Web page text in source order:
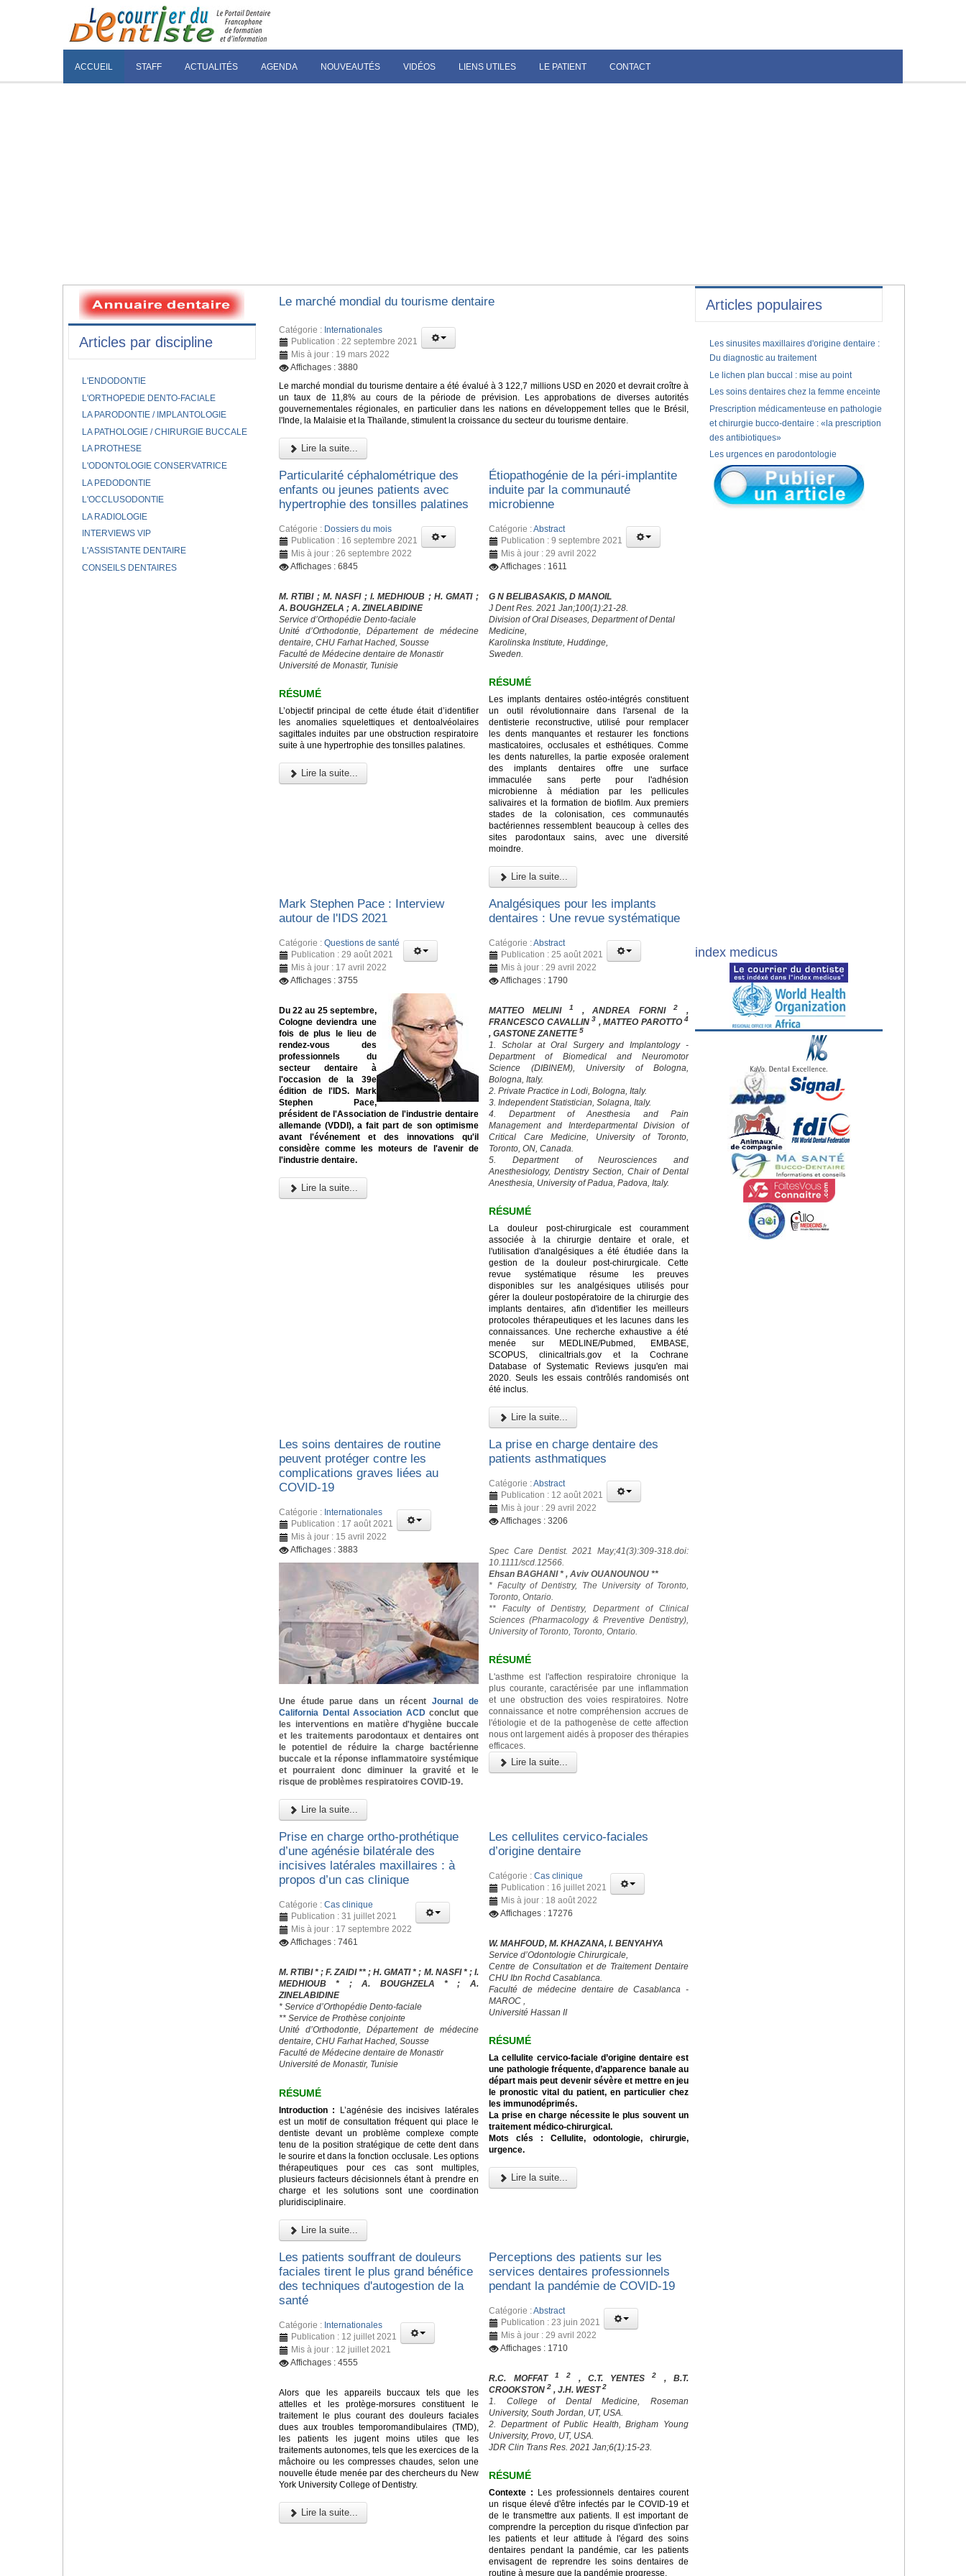
ACCUEIL STAFF ACTUALITÉS AGENDA NOUVEAUTÉS VIDÉOS LIENS UTILES LE PATIENT CONTACT
Le marché mondial du tourisme dentaire
Catégorie : Internationales
Publication : 22 septembre 2021
Mis à jour : 19 mars 2022
Affichages : 3880
Le marché mondial du tourisme dentaire a été évalué à 3 122,7 millions USD en 2020 et devrait croître à
un taux de 11,8% au cours de la période de prévision. Les approbations de diverses autorités
gouvernementales régionales, en particulier dans les nations en développement telles que le Brésil,
l'Inde, la Malaisie et la Thaïlande, stimulent la croissance du secteur du tourisme dentaire.
Lire la suite...
Particularité céphalométrique des
enfants ou jeunes patients avec
hypertrophie des tonsilles palatines
Catégorie : Dossiers du mois
Publication : 16 septembre 2021
Mis à jour : 26 septembre 2022
Affichages : 6845
M. RTIBI ; M. NASFI ; I. MEDHIOUB ; H. GMATI ;
A. BOUGHZELA ; A. ZINELABIDINE
Service d’Orthopédie Dento-faciale
Unité d’Orthodontie, Département de médecine
dentaire, CHU Farhat Hached, Sousse
Faculté de Médecine dentaire de Monastir
Université de Monastir, Tunisie
RÉSUMÉ
L’objectif principal de cette étude était d’identifier
les anomalies squelettiques et dentoalvéolaires
sagittales induites par une obstruction respiratoire
suite à une hypertrophie des tonsilles palatines.
Lire la suite...
Étiopathogénie de la péri-implantite
induite par la communauté
microbienne
Catégorie :Abstract
Publication : 9 septembre 2021
Mis à jour : 29 avril 2022
Affichages : 1611
G N BELIBASAKIS, D MANOIL
J Dent Res. 2021 Jan;100(1):21-28.
Division of Oral Diseases, Department of Dental
Medicine,
Karolinska Institute, Huddinge,
Sweden.
RÉSUMÉ
Les implants dentaires ostéo-intégrés constituent
un outil révolutionnaire dans l'arsenal de la
dentisterie reconstructive, utilisé pour remplacer
les dents manquantes et restaurer les fonctions
masticatoires, occlusales et esthétiques. Comme
les dents naturelles, la partie exposée oralement
des implants dentaires offre une surface
immaculée sans perte pour l'adhésion
microbienne à médiation par les pellicules
salivaires et la formation de biofilm. Aux premiers
stades de la colonisation, ces communautés
bactériennes ressemblent beaucoup à celles des
sites parodontaux sains, avec une diversité
moindre.
Lire la suite...
Mark Stephen Pace : Interview
autour de l'IDS 2021
Catégorie : Questions de santé
Publication : 29 août 2021
Mis à jour : 17 avril 2022
Affichages : 3755
Du 22 au 25 septembre,
Cologne deviendra une
fois de plus le lieu de
rendez-vous des
professionnels du
secteur dentaire à
l'occasion de la 39e
édition de l'IDS. Mark
Stephen Pace,
président de l'Association de l'industrie dentaire
allemande (VDDI), a fait part de son optimisme
avant l'événement et des innovations qu'il
considère comme les moteurs de l'avenir de
l'industrie dentaire.
Lire la suite...
Analgésiques pour les implants
dentaires : Une revue systématique
Catégorie :Abstract
Publication : 25 août 2021
Mis à jour : 29 avril 2022
Affichages : 1790
MATTEO MELINI1 , ANDREA FORNI2
,
FRANCESCO CAVALLIN3 , MATTEO PAROTTO 4
, GASTONE ZANETTE5
1. Scholar at Oral Surgery and Implantology -
Department of Biomedical and Neuromotor
Science (DIBINEM), University of Bologna,
Bologna, Italy.
2. Private Practice in Lodi, Bologna, Italy.
3. Independent Statistician, Solagna, Italy.
4. Department of Anesthesia and Pain
Management and Interdepartmental Division of
Critical Care Medicine, University of Toronto,
Toronto, ON, Canada.
5. Department of Neurosciences and
Anesthesiology, Dentistry Section, Chair of Dental
Anesthesia, University of Padua, Padova, Italy.
RÉSUMÉ
La douleur post-chirurgicale est couramment
associée à la chirurgie dentaire et orale, et
l'utilisation d'analgésiques a été étudiée dans la
gestion de la douleur post-chirurgicale. Cette
revue systématique résume les preuves
disponibles sur les analgésiques utilisés pour
gérer la douleur postopératoire de la chirurgie des
implants dentaires, afin d'identifier les meilleurs
protocoles thérapeutiques et les lacunes dans les
connaissances. Une recherche exhaustive a été
menée sur MEDLINE/Pubmed, EMBASE,
SCOPUS, clinicaltrials.gov et la Cochrane
Database of Systematic Reviews jusqu'en mai
2020. Seuls les essais contrôlés randomisés ont
été inclus.
Lire la suite...
Les soins dentaires de routine
peuvent protéger contre les
complications graves liées au
COVID-19
Catégorie : Internationales
Publication : 17 août 2021
Mis à jour : 15 avril 2022
Affichages : 3883
Une étude parue dans un récentJournal de
California Dental Association ACDconclut que
les interventions en matière d'hygiène buccale
et les traitements parodontaux et dentaires ont
le potentiel de réduire la charge bactérienne
buccale et la réponse inflammatoire systémique
et pourraient donc diminuer la gravité et le
risque de problèmes respiratoires COVID-19.
Lire la suite...
La prise en charge dentaire des
patients asthmatiques
Catégorie :Abstract
Publication : 12 août 2021
Mis à jour : 29 avril 2022
Affichages : 3206
Spec Care Dentist. 2021 May;41(3):309-318.doi:
10.1111/scd.12566.
Ehsan BAGHANI * , Aviv OUANOUNOU **
* Faculty of Dentistry, The University of Toronto,
Toronto, Ontario.
** Faculty of Dentistry, Department of Clinical
Sciences (Pharmacology & Preventive Dentistry),
University of Toronto, Toronto, Ontario.
RÉSUMÉ
L'asthme est l'affection respiratoire chronique la
plus courante, caractérisée par une inflammation
et une obstruction des voies respiratoires. Notre
connaissance et notre compréhension accrues de
l'étiologie et de la pathogenèse de cette affection
nous ont largement aidés à proposer des thérapies
efficaces.
Lire la suite...
Prise en charge ortho-prothétique
d’une agénésie bilatérale des
incisives latérales maxillaires : à
propos d’un cas clinique
Catégorie : Cas clinique
Publication : 31 juillet 2021
Mis à jour : 17 septembre 2022
Affichages : 7461
M. RTIBI * ; F. ZAIDI ** ; H. GMATI * ; M. NASFI * ; I.
MEDHIOUB * ; A. BOUGHZELA * ; A.
ZINELABIDINE
* Service d’Orthopédie Dento-faciale
** Service de Prothèse conjointe
Unité d’Orthodontie, Département de médecine
dentaire, CHU Farhat Hached, Sousse
Faculté de Médecine dentaire de Monastir
Université de Monastir, Tunisie
RÉSUMÉ
Introduction : L’agénésie des incisives latérales
est un motif de consultation fréquent qui place le
dentiste devant un problème complexe compte
tenu de la position stratégique de cette dent dans
le sourire et dans la fonction occlusale. Les options
thérapeutiques pour ces cas sont multiples,
plusieurs facteurs décisionnels étant à prendre en
charge et les solutions sont une coordination
pluridisciplinaire.
Lire la suite...
Les cellulites cervico-faciales
d’origine dentaire
Catégorie :Cas clinique
Publication : 16 juillet 2021
Mis à jour : 18 août 2022
Affichages : 17276
W. MAHFOUD, M. KHAZANA, I. BENYAHYA
Service d’Odontologie Chirurgicale,
Centre de Consultation et de Traitement Dentaire
CHU Ibn Rochd Casablanca.
Faculté de médecine dentaire de Casablanca -
MAROC ,
Université Hassan II
RÉSUMÉ
La cellulite cervico-faciale d’origine dentaire est
une pathologie fréquente, d’apparence banale au
départ mais peut devenir sévère et mettre en jeu
le pronostic vital du patient, en particulier chez
les immunodéprimés.
La prise en charge nécessite le plus souvent un
traitement médico-chirurgical.
Mots clés : Cellulite, odontologie, chirurgie,
urgence.
Lire la suite...
Les patients souffrant de douleurs
faciales tirent le plus grand bénéfice
des techniques d'autogestion de la
santé
Catégorie : Internationales
Publication : 12 juillet 2021
Mis à jour : 12 juillet 2021
Affichages : 4555
Alors que les appareils buccaux tels que les
attelles et les protège-morsures constituent le
traitement le plus courant des douleurs faciales
dues aux troubles temporomandibulaires (TMD),
les patients les jugent moins utiles que les
traitements autonomes, tels que les exercices de la
mâchoire ou les compresses chaudes, selon une
nouvelle étude menée par des chercheurs du New
York University College of Dentistry.
Lire la suite...
Perceptions des patients sur les
services dentaires professionnels
pendant la pandémie de COVID-19
Catégorie :Abstract
Publication : 23 juin 2021
Mis à jour : 29 avril 2022
Affichages : 1710
R.C. MOFFAT 1 2 , C.T. YENTES2
, B.T.
CROOKSTON2 , J.H. WEST2
1. College of Dental Medicine, Roseman
University, South Jordan, UT, USA.
2. Department of Public Health, Brigham Young
University, Provo, UT, USA.
JDR Clin Trans Res. 2021 Jan;6(1):15-23.
RÉSUMÉ
Contexte : Les professionnels dentaires courent
un risque élevé d'être infectés par le COVID-19 et
de le transmettre aux patients. Il est important de
comprendre la perception du risque d'infection par
les patients et leur attitude à l'égard des soins
dentaires pendant la pandémie, car les patients
envisagent de reprendre les soins dentaires de
routine à mesure que la pandémie progresse.
Articles par discipline
L'ENDODONTIE
L'ORTHOPEDIE DENTO-FACIALE
LA PARODONTIE / IMPLANTOLOGIE
LA PATHOLOGIE / CHIRURGIE BUCCALE
LA PROTHESE
L'ODONTOLOGIE CONSERVATRICE
LA PEDODONTIE
L'OCCLUSODONTIE
LA RADIOLOGIE
INTERVIEWS VIP
L'ASSISTANTE DENTAIRE
CONSEILS DENTAIRES
Articles populaires
Les sinusites maxillaires d'origine dentaire :
Du diagnostic au traitement
Le lichen plan buccal : mise au point
Les soins dentaires chez la femme enceinte
Prescription médicamenteuse en pathologie
et chirurgie bucco-dentaire : «la prescription
des antibiotiques»
Les urgences en parodontologie
index medicus